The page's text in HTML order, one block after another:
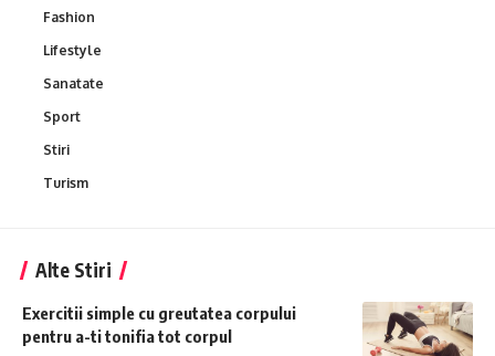
Fashion
Lifestyle
Sanatate
Sport
Stiri
Turism
Alte Stiri
Exercitii simple cu greutatea corpului
pentru a-ti tonifia tot corpul